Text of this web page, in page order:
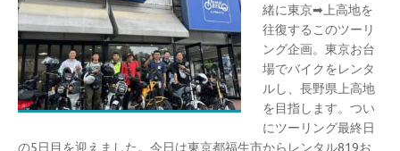
緒に東京➡上高地を
往復するこのツーリ
ング企画。東京お台
場でバイクをレンタ
ルし、長野県上高地
を目指します。つい
にツーリング最終日